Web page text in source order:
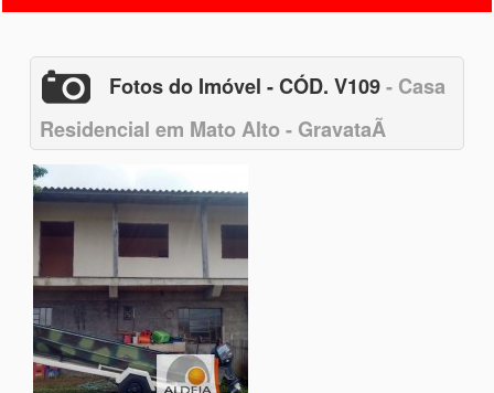
Fotos do Imóvel - CÓD. V109- Casa
Residencial em Mato Alto - GravataÃ­